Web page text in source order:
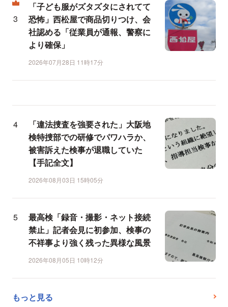
「子ども服がズタズタにされてて
恐怖」西松屋で商品切りつけ、会
社認める「従業員が通報、警察に
より確保」
2026年07月28日 11時17分
「違法捜査を強要された」大阪地
検特捜部での研修でパワハラか、
被害訴えた検事が退職していた
【手記全文】
2026年08月03日 15時05分
最高検「録音・撮影・ネット接続
禁止」記者会見に初参加、検事の
不祥事より強く残った異様な風景
2026年08月05日 10時12分
もっと見る